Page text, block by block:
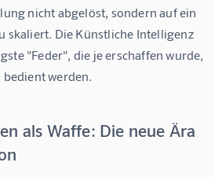
nicht abgelöst, sondern auf ein
skaliert. Die Künstliche Intelligenz
"Feder", die je erschaffen wurde,
werden.
als Waffe: Die neue Ära